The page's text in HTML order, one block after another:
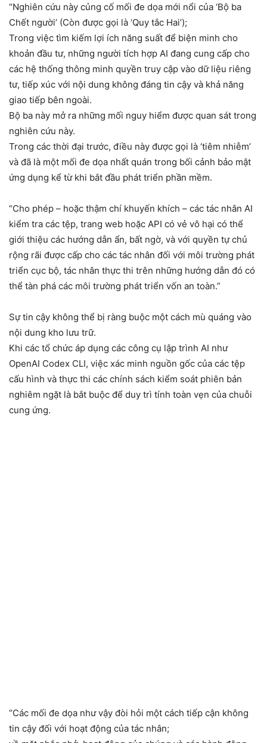
“Nghiên cứu này củng cố mối đe dọa mới nổi của ‘Bộ ba
Chết người’ (Còn được gọi là ‘Quy tắc Hai’);
Trong việc tìm kiếm lợi ích năng suất để biện minh cho
khoản đầu tư, những người tích hợp AI đang cung cấp cho
các hệ thống thông minh quyền truy cập vào dữ liệu riêng
tư, tiếp xúc với nội dung không đáng tin cậy và khả năng
giao tiếp bên ngoài.
Bộ ba này mở ra những mối nguy hiểm được quan sát trong
nghiên cứu này.
Trong các thời đại trước, điều này được gọi là ‘tiêm nhiễm’
và đã là một mối đe dọa nhất quán trong bối cảnh bảo mật
ứng dụng kể từ khi bắt đầu phát triển phần mềm.
“Cho phép – hoặc thậm chí khuyến khích – các tác nhân AI
kiểm tra các tệp, trang web hoặc API có vẻ vô hại có thể
giới thiệu các hướng dẫn ẩn, bất ngờ, và với quyền tự chủ
rộng rãi được cấp cho các tác nhân đối với môi trường phát
triển cục bộ, tác nhân thực thi trên những hướng dẫn đó có
thể tàn phá các môi trường phát triển vốn an toàn.”
Sự tin cậy không thể bị ràng buộc một cách mù quáng vào
nội dung kho lưu trữ.
Khi các tổ chức áp dụng các công cụ lập trình AI như
OpenAI Codex CLI, việc xác minh nguồn gốc của các tệp
cấu hình và thực thi các chính sách kiểm soát phiên bản
nghiêm ngặt là bắt buộc để duy trì tính toàn vẹn của chuỗi
cung ứng.
“Các mối đe dọa như vậy đòi hỏi một cách tiếp cận không
tin cậy đối với hoạt động của tác nhân;